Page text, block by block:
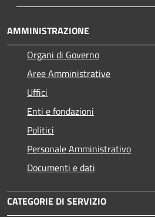
AMMINISTRAZIONE
Organi di Governo
Aree Amministrative
Uffici
Enti e fondazioni
Politici
Personale Amministrativo
Documenti e dati
CATEGORIE DI SERVIZIO